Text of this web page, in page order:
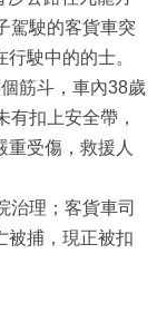
駕駛的客貨車突
駛中的的士。
筋斗，車內38歲
扣上安全帶，
受傷，救援人
治理；客貨車司
被捕，現正被扣